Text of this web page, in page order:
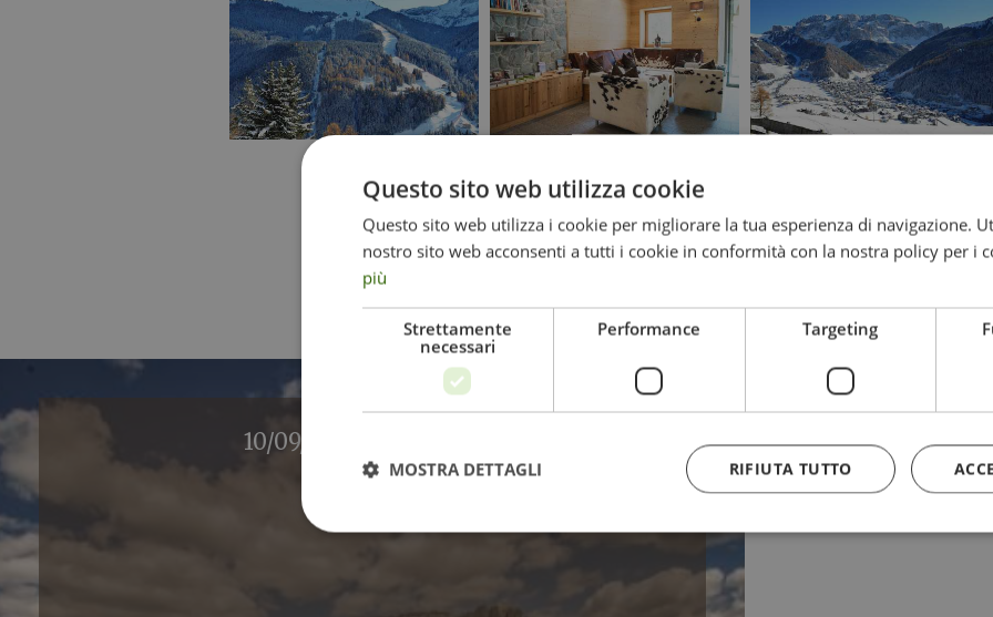
10/09/2026 - 13/09/2026
Questo sito web utilizza cookie
Questo sito web utilizza i cookie per migliorare la tua esperienza di navigazione.
nostro sito web acconsenti a tutti i cookie in conformità con la nostra policy per i
più
Strettamente
necessari
Performance Targeting
RIFIUTA TUTTO
MOSTRA DETTAGLI